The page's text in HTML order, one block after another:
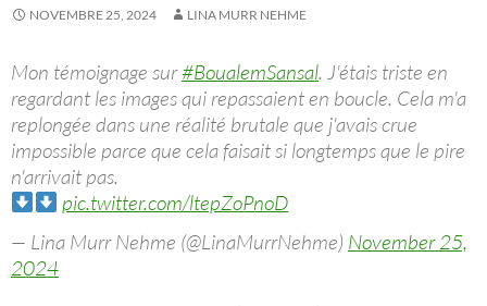
NOVEMBRE 25, 2024 LINA MURR NEHME
Mon témoignage sur#BoualemSansal. J'étais triste en
regardant les images qui repassaient en boucle. Cela m'a
replongée dans une réalité brutale que j'avais crue
impossible parce que cela faisait si longtemps que le pire
n'arrivait pas.
pic.twitter.com/ltepZoPnoD
— Lina Murr Nehme (@LinaMurrNehme) November 25,
2024